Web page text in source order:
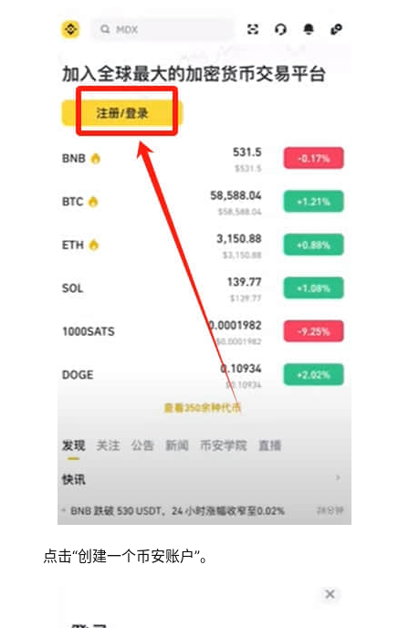
点击“创建一个币安账户”。